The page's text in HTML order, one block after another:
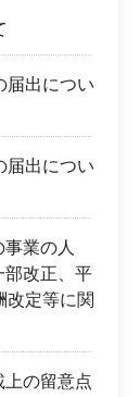
届出につい
届出につい
業の人
部改正、平
改定等に関
上の留意点